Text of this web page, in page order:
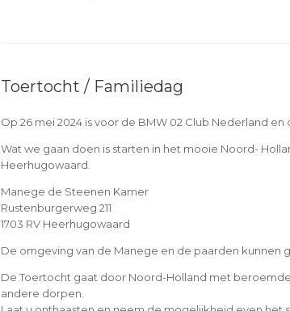
Toertocht / Familiedag
Op 26 mei 2024 is voor de BMW 02 Club Nederland
Wat we gaan doen is starten in het mooie Noord-
Heerhugowaard.
Manege de Steenen Kamer
Rustenburgerweg 211
1703 RV Heerhugowaard
De omgeving van de Manege en de paarden kunnen
De Toertocht gaat door Noord-Holland met
andere dorpen.